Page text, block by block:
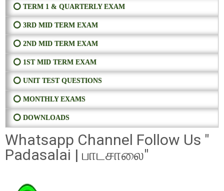
⭕ TERM 1 & QUARTERLY EXAM
⭕ 3RD MID TERM EXAM
⭕ 2ND MID TERM EXAM
⭕ 1ST MID TERM EXAM
⭕ UNIT TEST QUESTIONS
⭕ MONTHLY EXAMS
⭕ DOWNLOADS
Whatsapp Channel Follow Us "
Padasalai | பாடசாலை"